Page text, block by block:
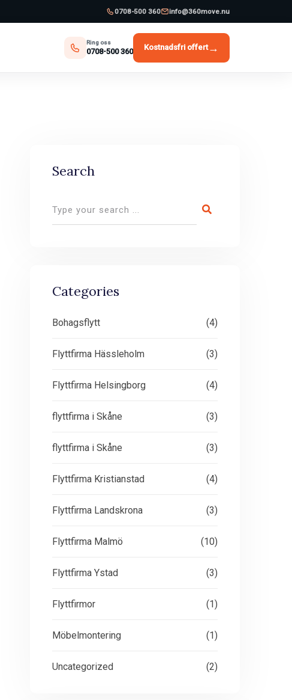
0708-500 360 info@360move.nu
Ring oss
0708-500 360 Kostnadsfri offert→
Search
Categories
Bohagsflytt (4)
Flyttfirma Hässleholm (3)
Flyttfirma Helsingborg (4)
flyttfirma i Skåne (3)
flyttfirma i Skåne (3)
Flyttfirma Kristianstad (4)
Flyttfirma Landskrona (3)
Flyttfirma Malmö (10)
Flyttfirma Ystad (3)
Flyttfirmor (1)
Möbelmontering (1)
Uncategorized (2)